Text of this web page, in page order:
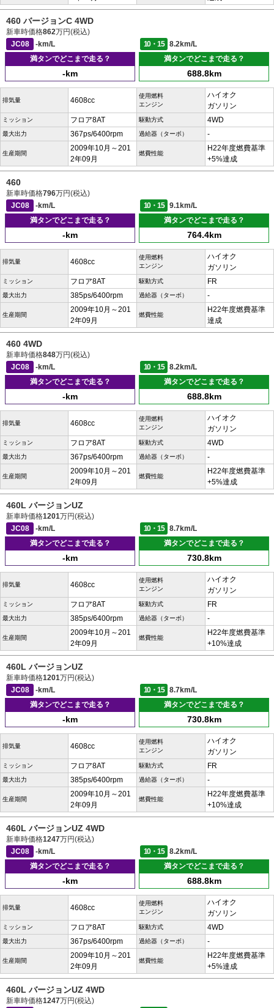
460 バージョンC 4WD
新車時価格862万円(税込)
JC08
-km/L 10・15
8.2km/L
満タンでどこまで走る？
-km
満タンでどこまで走る？
688.8km
排気量 4608cc
使用燃料
エンジン
ハイオク
ガソリン
ミッション フロア8AT 駆動方式 4WD
最大出力 367ps/6400rpm 過給器（ターボ） -
生産期間
2009年10月～201
2年09月
燃費性能
H22年度燃費基準
+5%達成
460
新車時価格796万円(税込)
JC08
-km/L 10・15
9.1km/L
満タンでどこまで走る？
-km
満タンでどこまで走る？
764.4km
排気量 4608cc
使用燃料
エンジン
ハイオク
ガソリン
ミッション フロア8AT 駆動方式 FR
最大出力 385ps/6400rpm 過給器（ターボ） -
生産期間
2009年10月～201
2年09月
燃費性能
H22年度燃費基準
達成
460 4WD
新車時価格848万円(税込)
JC08
-km/L 10・15
8.2km/L
満タンでどこまで走る？
-km
満タンでどこまで走る？
688.8km
排気量 4608cc
使用燃料
エンジン
ハイオク
ガソリン
ミッション フロア8AT 駆動方式 4WD
最大出力 367ps/6400rpm 過給器（ターボ） -
生産期間
2009年10月～201
2年09月
燃費性能
H22年度燃費基準
+5%達成
460L バージョンUZ
新車時価格1201万円(税込)
JC08
-km/L 10・15
8.7km/L
満タンでどこまで走る？
-km
満タンでどこまで走る？
730.8km
排気量 4608cc
使用燃料
エンジン
ハイオク
ガソリン
ミッション フロア8AT 駆動方式 FR
最大出力 385ps/6400rpm 過給器（ターボ） -
生産期間
2009年10月～201
2年09月
燃費性能
H22年度燃費基準
+10%達成
460L バージョンUZ
新車時価格1201万円(税込)
JC08
-km/L 10・15
8.7km/L
満タンでどこまで走る？
-km
満タンでどこまで走る？
730.8km
排気量 4608cc
使用燃料
エンジン
ハイオク
ガソリン
ミッション フロア8AT 駆動方式 FR
最大出力 385ps/6400rpm 過給器（ターボ） -
生産期間
2009年10月～201
2年09月
燃費性能
H22年度燃費基準
+10%達成
460L バージョンUZ 4WD
新車時価格1247万円(税込)
JC08
-km/L 10・15
8.2km/L
満タンでどこまで走る？
-km
満タンでどこまで走る？
688.8km
排気量 4608cc
使用燃料
エンジン
ハイオク
ガソリン
ミッション フロア8AT 駆動方式 4WD
最大出力 367ps/6400rpm 過給器（ターボ） -
生産期間
2009年10月～201
2年09月
燃費性能
H22年度燃費基準
+5%達成
460L バージョンUZ 4WD
新車時価格1247万円(税込)